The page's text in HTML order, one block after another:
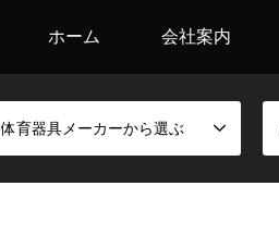
ホーム 会社案内
体育器具メーカーから選ぶ